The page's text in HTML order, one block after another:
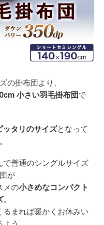
の掛布団より、
小さい羽毛掛布団 で
タリのサイズとなって
普通のシングルサイズ
が
メの小さめなコンパクト
。
まれば暖かくお休みい